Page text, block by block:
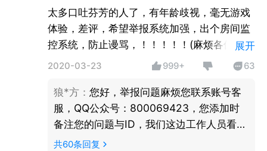
太多口吐芬芳的人了，有年龄歧视，毫无游戏
体验，差评，希望举报系统加强，出个房间监
控系统，防止谩骂，！！！！！(麻烦各位帮忙
顶一下谢谢了)
展开
2020-03-23 999+ 63
狼*方： 您好，举报问题麻烦您联系账号客
服，QQ公众号：800069423，您添加时
备注您的问题与ID，我们这边工作人员看到
后会立刻为您处理的。
共60条回复